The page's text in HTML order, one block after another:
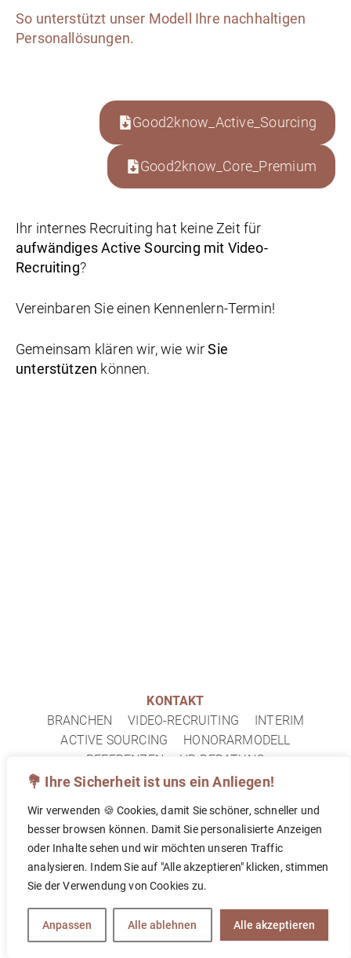
💐 Ihre Sicherheit ist uns ein Anliegen!
Wir verwenden 🍪 Cookies, damit Sie schöner, schneller und
besser browsen können. Damit Sie personalisierte Anzeigen
oder Inhalte sehen und wir möchten unseren Traffic
analysieren. Indem Sie auf "Alle akzeptieren" klicken, stimmen
Sie der Verwendung von Cookies zu.
Anpassen Alle ablehnen Alle akzeptieren
So unterstützt unser Modell Ihre nachhaltigen
Personallösungen.
Good2know_Active_Sourcing
Good2know_Core_Premium
Ihr internes Recruiting hat keine Zeit für
aufwändiges Active Sourcing mit Video-
Recruiting?
Vereinbaren Sie einen Kennenlern-Termin!
Gemeinsam klären wir, wie wirSie
unterstützen können.
© 2026 TOPF&DECKEL PERSONALBERATUNG
IMPRESSUM DATENSCHUTZ FAQ
FOLLOW US ON
KONTAKT
BRANCHEN
VIDEO-RECRUITING
INTERIM
ACTIVE SOURCING
HONORARMODELL
REFERENZEN
HR-BERATUNG